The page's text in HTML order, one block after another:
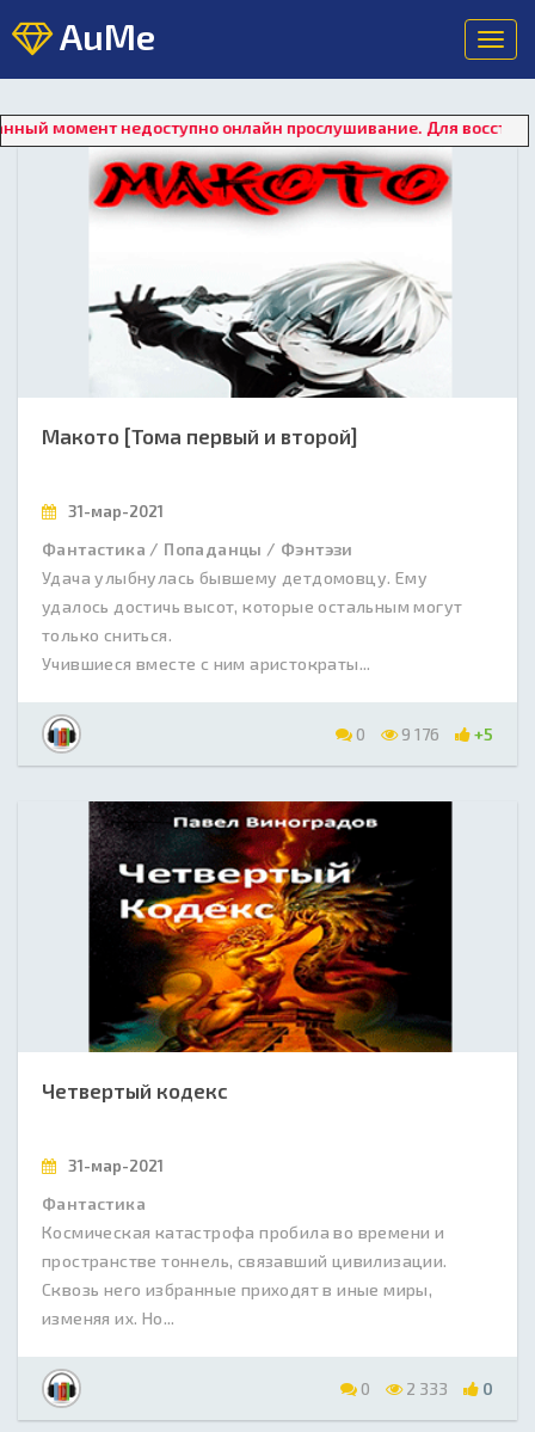
AuMe
недоступно онлайн прослушивание. Для
Макото [Тома первый и второй]
31-мар-2021
Фантастика / Попаданцы / Фэнтэзи
Удача улыбнулась бывшему детдомовцу. Ему
удалось достичь высот, которые остальным могут
только сниться.
Учившиеся вместе с ним аристократы...
0 9 176 +5
Четвертый кодекс
31-мар-2021
Фантастика
Космическая катастрофа пробила во времени и
пространстве тоннель, связавший цивилизации.
Сквозь него избранные приходят в иные миры,
изменяя их. Но...
0 2 333 0